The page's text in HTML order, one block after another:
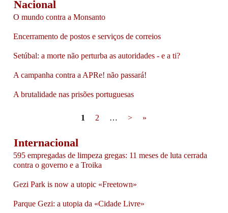
Nacional
O mundo contra a Monsanto
Encerramento de postos e serviços de correios
Setúbal: a morte não perturba as autoridades - e a ti?
A campanha contra a APRe! não passará!
A brutalidade nas prisões portuguesas
1 2 … > »
Internacional
595 empregadas de limpeza gregas: 11 meses de luta cerrada
contra o governo e a Troika
Gezi Park is now a utopic «Freetown»
Parque Gezi: a utopia da «Cidade Livre»